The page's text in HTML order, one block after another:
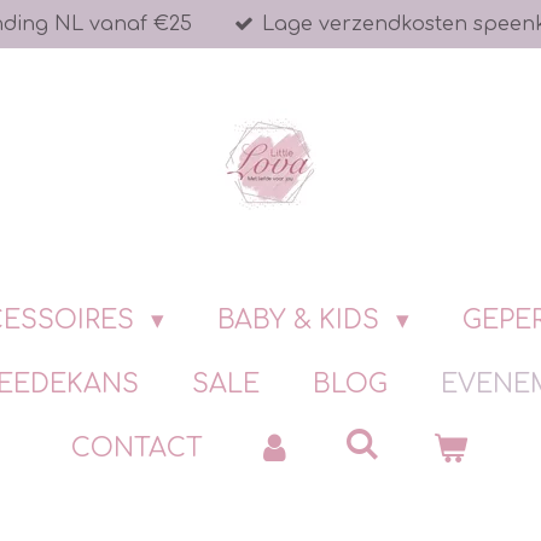
NL vanaf €25 Lage verzendkosten
BABY & KIDS
SALE BLOG
CONTACT